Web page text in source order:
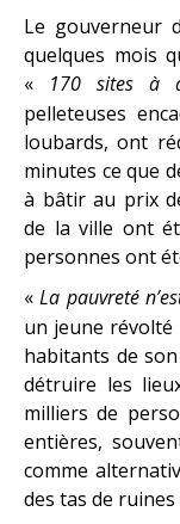
Le gouverneur
quelques mois
« 170 sites à
pelleteuses
loubards, ont
minutes ce que
à bâtir au prix
de la ville ont
personnes ont
«La pauvreté
un jeune révolté
habitants de
détruire les
milliers de
entières,
comme
des tas de